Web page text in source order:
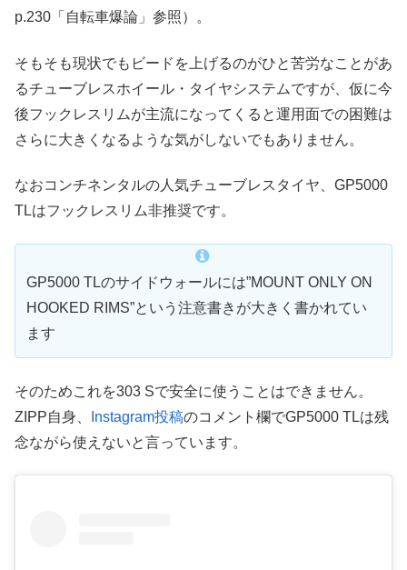
p.230「自転車爆論」参照）。
そもそも現状でもビードを上げるのがひと苦労なことがあ
るチューブレスホイール・タイヤシステムですが、仮に今
後フックレスリムが主流になってくると運用面での困難は
さらに大きくなるような気がしないでもありません。
なおコンチネンタルの人気チューブレスタイヤ、GP5000
TLはフックレスリム非推奨です。
GP5000 TLのサイドウォールには”MOUNT ONLY ON
HOOKED RIMS”という注意書きが大きく書かれてい
ます
そのためこれを303 Sで安全に使うことはできません。
ZIPP自身、
Instagram投稿のコメント欄でGP5000 TLは残
念ながら使えないと言っています。